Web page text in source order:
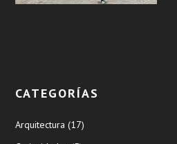
CATEGORÍAS
Arquitectura (17)